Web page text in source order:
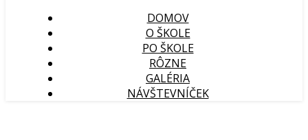
DOMOV
O ŠKOLE
PO ŠKOLE
RÔZNE
GALÉRIA
NÁVŠTEVNÍČEK